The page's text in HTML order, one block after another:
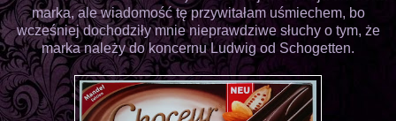
marka, ale wiadomość tę przywitałam uśmiechem, bo
wcześniej dochodziły mnie nieprawdziwe słuchy o tym, że
marka należy do koncernu Ludwig od Schogetten.